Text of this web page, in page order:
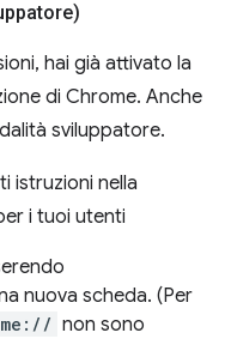
hai già attivato la
di Chrome. Anche
sviluppatore.
istruzioni nella
i tuoi utenti
nuova scheda. (Per
non sono